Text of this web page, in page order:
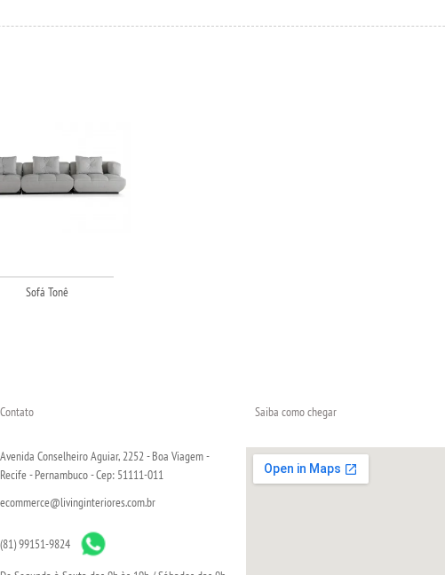
Sofá Tonê
Contato
Avenida Conselheiro Aguiar, 2252 - Boa Viagem -
Recife - Pernambuco - Cep: 51111-011
ecommerce@livinginteriores.com.br
(81) 99151-9824
Saiba como chegar